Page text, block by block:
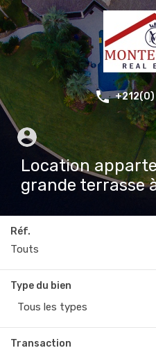
+212(0)
Location
grande terrasse
Réf.
Type du bien
Tous les types
Transaction